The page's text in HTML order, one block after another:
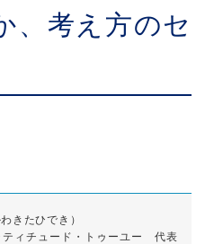
、考え方のセ
きたひでき）
ティチュード・トゥーユー 代表